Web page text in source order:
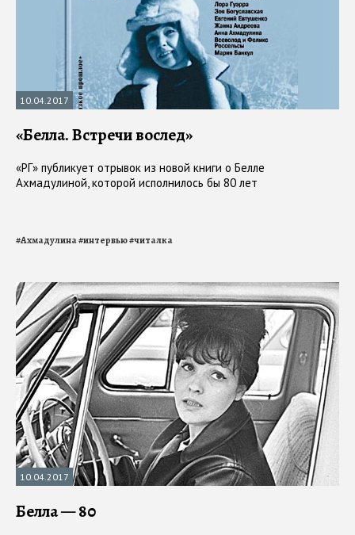
10.04.2017
«Белла. Встречи вослед»
«РГ» публикует отрывок из новой книги о Белле
Ахмадулиной, которой исполнилось бы 80 лет
#Ахмадулина#интервью#читалка
10.04.2017
Белла — 80